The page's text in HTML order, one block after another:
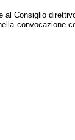
Consiglio
convocazione